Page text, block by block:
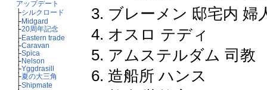
アップデート
├シルクロード
├Midgard
├20周年記念
├Eastern trade
├Caravan
├Spica
├Nelson
├Yggdrasill
├夏の大三角
├Shipmate
ブレーメン 邸宅内 婦
オスロ テディ
アムステルダム 司教
造船所 ハンス